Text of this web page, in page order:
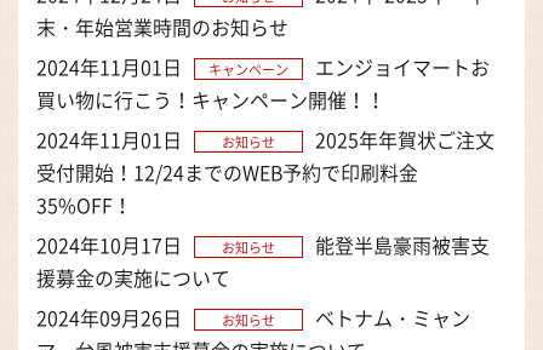
末・年始営業時間のお知らせ
2024年11月01日
キャンペーン
エンジョイマートお
買い物に行こう！キャンペーン開催！！
2024年11月01日
お知らせ
2025年年賀状ご注文
受付開始！12/24までのWEB予約で印刷料金
35%OFF！
2024年10月17日
お知らせ
能登半島豪雨被害支
援募金の実施について
2024年09月26日
お知らせ
ベトナム・ミャン